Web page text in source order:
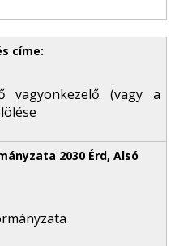
vagyonkezelő (vagy a